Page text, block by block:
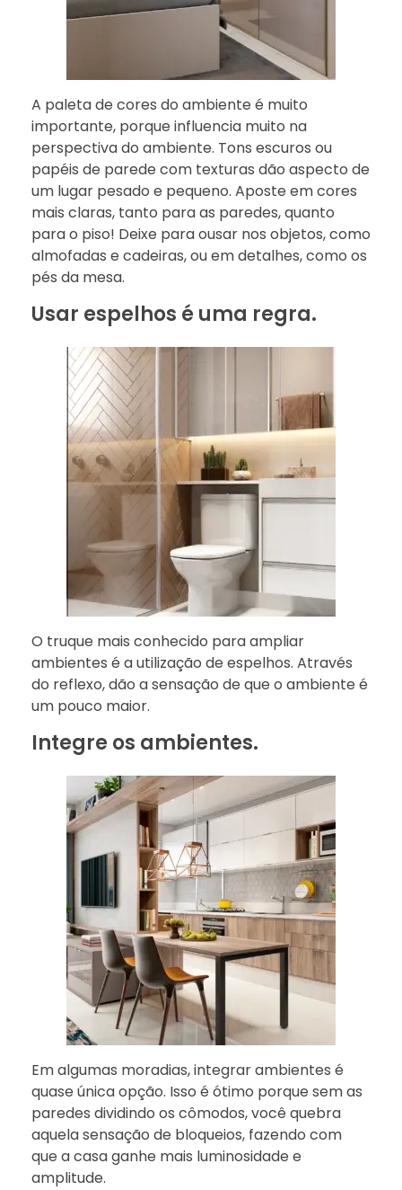
A paleta de cores do ambiente é muito
importante, porque influencia muito na
perspectiva do ambiente. Tons escuros ou
papéis de parede com texturas dão aspecto de
um lugar pesado e pequeno. Aposte em cores
mais claras, tanto para as paredes, quanto
para o piso! Deixe para ousar nos objetos, como
almofadas e cadeiras, ou em detalhes, como os
pés da mesa.
Usar espelhos é uma regra.
O truque mais conhecido para ampliar
ambientes é a utilização de espelhos. Através
do reflexo, dão a sensação de que o ambiente é
um pouco maior.
Integre os ambientes.
Em algumas moradias, integrar ambientes é
quase única opção. Isso é ótimo porque sem as
paredes dividindo os cômodos, você quebra
aquela sensação de bloqueios, fazendo com
que a casa ganhe mais luminosidade e
amplitude.